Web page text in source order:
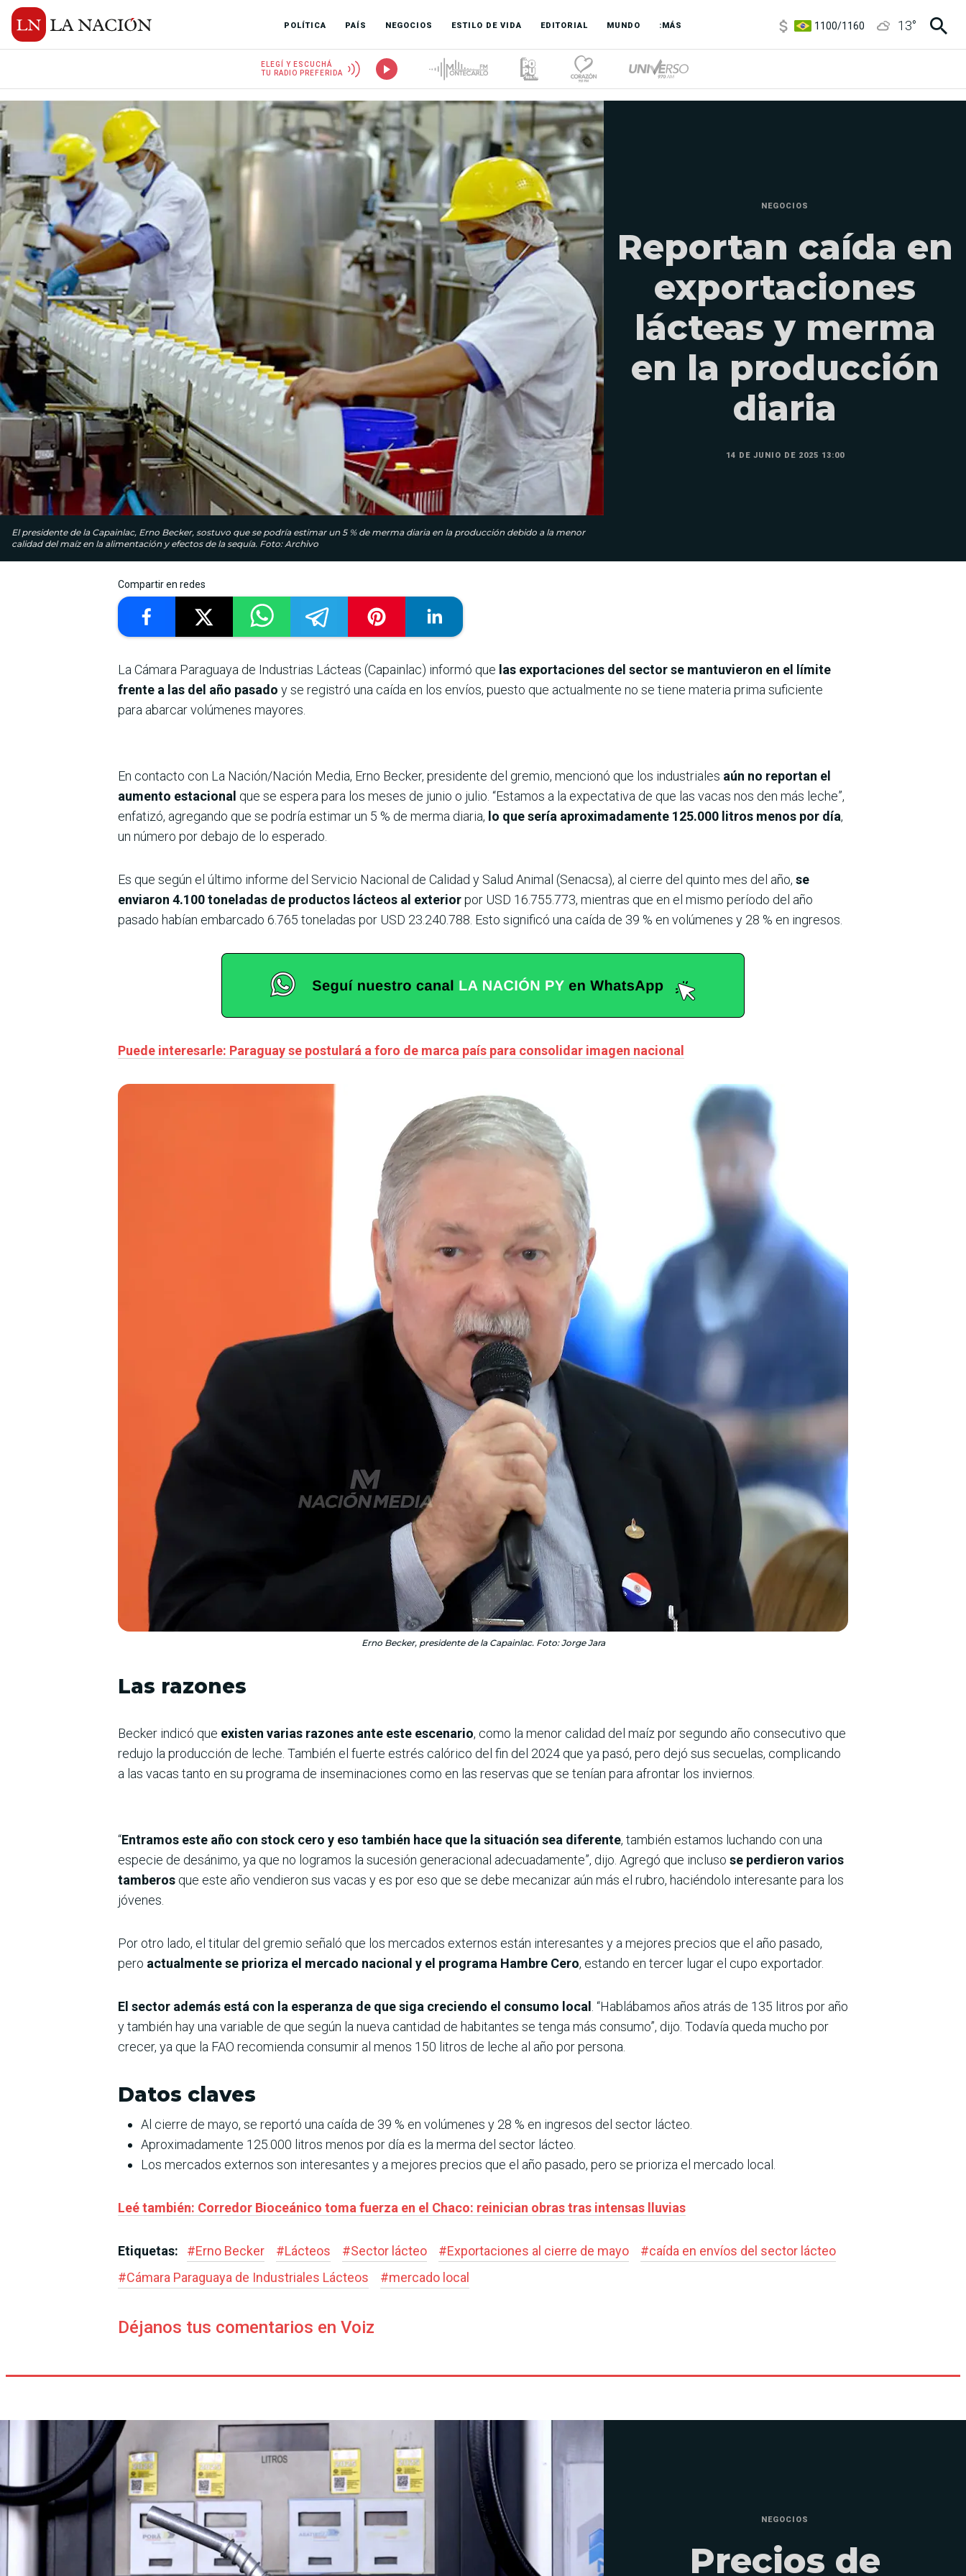
POLÍTICA PAÍS NEGOCIOS ESTILO DE VIDA EDITORIAL MUNDO :MÁS
3,8/4
13°
ELEGÍ Y ESCUCHÁ
TU RADIO PREFERIDA
El presidente de la Capainlac, Erno Becker, sostuvo que se podría estimar un 5 % de merma diaria en la producción debido a la menor
calidad del maíz en la alimentación y efectos de la sequía. Foto: Archivo
NEGOCIOS
Reportan caída en
exportaciones
lácteas y merma
en la producción
diaria
14 DE JUNIO DE 2025 13:00
Compartir en redes
La Cámara Paraguaya de Industrias Lácteas (Capainlac) informó que las exportaciones del sector se mantuvieron en el límite
frente a las del año pasado y se registró una caída en los envíos, puesto que actualmente no se tiene materia prima suficiente
para abarcar volúmenes mayores.
En contacto con La Nación/Nación Media, Erno Becker, presidente del gremio, mencionó que los industriales aún no reportan el
aumento estacional que se espera para los meses de junio o julio. “Estamos a la expectativa de que las vacas nos den más leche”,
enfatizó, agregando que se podría estimar un 5 % de merma diaria, lo que sería aproximadamente 125.000 litros menos por día,
un número por debajo de lo esperado.
Es que según el último informe del Servicio Nacional de Calidad y Salud Animal (Senacsa), al cierre del quinto mes del año, se
enviaron 4.100 toneladas de productos lácteos al exteriorpor USD 16.755.773, mientras que en el mismo período del año
pasado habían embarcado 6.765 toneladas por USD 23.240.788. Esto significó una caída de 39 % en volúmenes y 28 % en ingresos.
Puede interesarle: Paraguay se postulará a foro de marca país para consolidar imagen nacional
Erno Becker, presidente de la Capainlac. Foto: Jorge Jara
Las razones
Becker indicó que existen varias razones ante este escenario, como la menor calidad del maíz por segundo año consecutivo que
redujo la producción de leche. También el fuerte estrés calórico del fin del 2024 que ya pasó, pero dejó sus secuelas, complicando
a las vacas tanto en su programa de inseminaciones como en las reservas que se tenían para afrontar los inviernos.
“Entramos este año con stock cero y eso también hace que la situación sea diferente, también estamos luchando con una
especie de desánimo, ya que no logramos la sucesión generacional adecuadamente”, dijo. Agregó que incluso se perdieron varios
tamberos que este año vendieron sus vacas y es por eso que se debe mecanizar aún más el rubro, haciéndolo interesante para los
jóvenes.
Por otro lado, el titular del gremio señaló que los mercados externos están interesantes y a mejores precios que el año pasado,
pero actualmente se prioriza el mercado nacional y el programa Hambre Cero, estando en tercer lugar el cupo exportador.
El sector además está con la esperanza de que siga creciendo el consumo local . “Hablábamos años atrás de 135 litros por año
y también hay una variable de que según la nueva cantidad de habitantes se tenga más consumo”, dijo. Todavía queda mucho por
crecer, ya que la FAO recomienda consumir al menos 150 litros de leche al año por persona.
Datos claves
Al cierre de mayo, se reportó una caída de 39 % en volúmenes y 28 % en ingresos del sector lácteo.
Aproximadamente 125.000 litros menos por día es la merma del sector lácteo.
Los mercados externos son interesantes y a mejores precios que el año pasado, pero se prioriza el mercado local.
Leé también: Corredor Bioceánico toma fuerza en el Chaco: reinician obras tras intensas lluvias
Etiquetas: #Erno Becker #Lácteos #Sector lácteo #Exportaciones al cierre de mayo #caída en envíos del sector lácteo
#Cámara Paraguaya de Industriales Lácteos #mercado local
Déjanos tus comentarios en Voiz
NEGOCIOS
Precios de